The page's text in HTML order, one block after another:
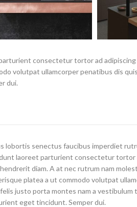
consectetur tortor ad adipiscing
volutpat ullamcorper penatibus dis
dui.
lobortis senectus faucibus imperdiet
laoreet parturient consectetur tortor
diam. A at nec rutrum nam
platea a ut commodo volutpat
justo porta montes nam a
eget tincidunt. Semper dui.